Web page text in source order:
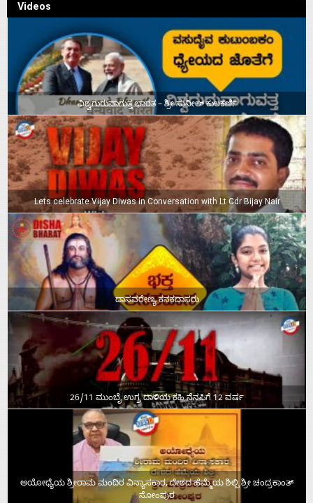
Videos
ವಿಶ್ವಗುರುವಾಗುತ್ತ ಭಾರತ – ಶ್ರೀ ಸುನೀಲ್‌ ಕುಲಕರ್ಣಿ
Lets celebrate Vijay Diwas in Conversation with Lt Cdr Bijay Nair
ದಾಸವರೇಣ್ಯ ಕನಕದಾಸರು
26/11 ಮುಂಬೈ ಉಗ್ರ ದಾಳಿಯ ಕಹಿ ನೆನಪಿಗೆ 12 ವರ್ಷ
ಅಯೋಧ್ಯೆಯ ಶ್ರೀರಾಮ ಮಂದಿರ ವಿನ್ಯಾಸಕಾರ, ದೇಶದ ಹೆಮ್ಮೆಯ ಶಿಲ್ಪಿ ಶ್ರೀ ಚಂದ್ರಕಾಂತ್‌
ಸೋಂಪುರ